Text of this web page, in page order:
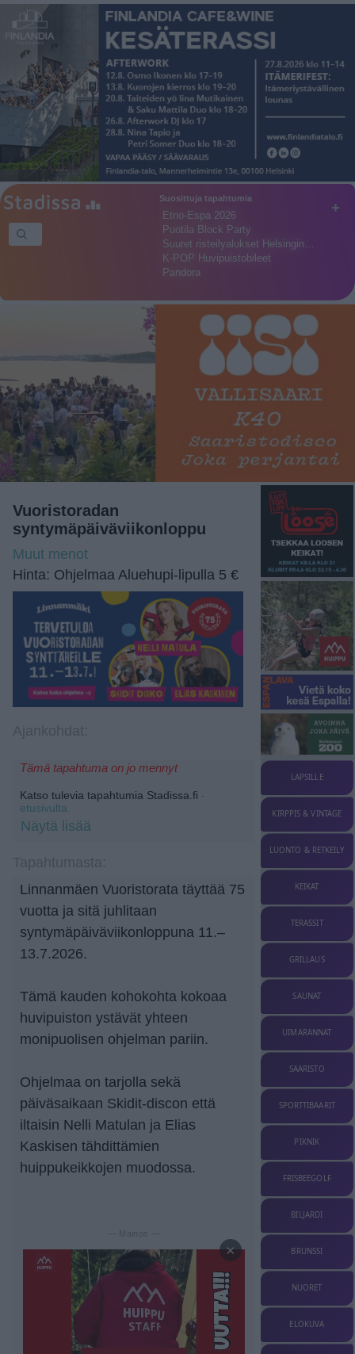
+
Suosittuja tapahtumia
Etno-Espa 2026
Puotila Block Party
Suuret risteilyalukset Helsingin…
K-POP Huvipuistobileet
Pandora
Vuoristoradan
syntymäpäiväviikonloppu
Muut menot
Hinta: Ohjelmaa Aluehupi-lipulla 5 €
Tämä tapahtuma on jo mennyt
Katso tulevia tapahtumia Stadissa.fi -
etusivulta.
Näytä lisää
Linnanmäen Vuoristorata täyttää 75
vuotta ja sitä juhlitaan
syntymäpäiväviikonloppuna 11.–
13.7.2026.
Tämä kauden kohokohta kokoaa
huvipuiston ystävät yhteen
monipuolisen ohjelman pariin.
Ohjelmaa on tarjolla sekä
päiväsaikaan Skidit-discon että
iltaisin Nelli Matulan ja Elias
Kaskisen tähdittämien
huippukeikkojen muodossa.
— Mainos —
×
LAPSILLE
KIRPPIS & VINTAGE
LUONTO & RETKEILY
KEIKAT
TERASSIT
GRILLAUS
SAUNAT
UIMARANNAT
SAARISTO
SPORTTIBAARIT
PIKNIK
FRISBEEGOLF
BILJARDI
BRUNSSI
NUORET
ELOKUVA